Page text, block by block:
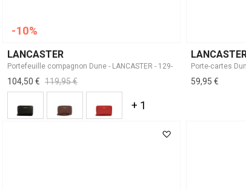
-10%
LANCASTER
104,50 € 119,95 €
+ 1
Porte-cartes
59,95 €